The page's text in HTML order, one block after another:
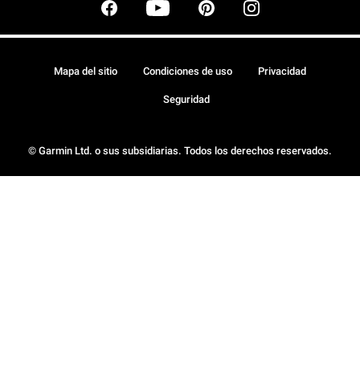
© Garmin Ltd. o sus subsidiarias. Todos los derechos reservados.
Mapa del sitio Condiciones de uso Privacidad
Seguridad